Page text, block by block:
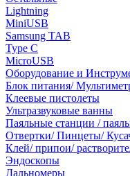
Lightning
MiniUSB
Samsung TAB
Type C
MicroUSB
Оборудование и
Блок питания/
Клеевые пистолеты
Ультразвуковые ванны
Паяльные станции /
Отвертки/ Пинцеты/
Клей/ припои/
Эндоскопы
Дальномеры